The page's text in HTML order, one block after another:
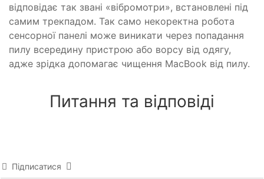
відповідає так звані «вібромотри», встановлені під
самим трекпадом. Так само некоректна робота
сенсорної панелі може виникати через попадання
пилу всередину пристрою або ворсу від одягу,
адже зрідка допомагає чищення MacBook від пилу.
Питання та відповіді
Підписатися